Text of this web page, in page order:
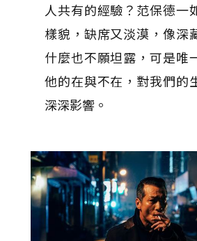
人共有的經驗？范保德一
樣貌，缺席又淡漠，像深
什麼也不願坦露，可是唯
他的在與不在，對我們的
深深影響。